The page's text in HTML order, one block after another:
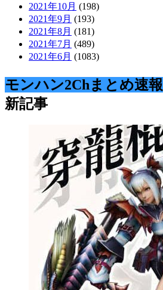
2021年10月 (198)
2021年9月 (193)
2021年8月 (181)
2021年7月 (489)
2021年6月 (1083)
モンハン2Chまとめ速報
新記事